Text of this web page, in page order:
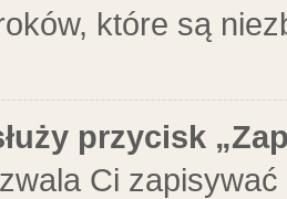
które są
przycisk
Ci